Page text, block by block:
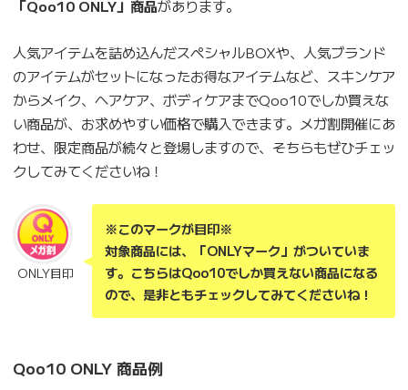
「Qoo10 ONLY」商品があります。
人気アイテムを詰め込んだスペシャルBOXや、人気ブランド
のアイテムがセットになったお得なアイテムなど、スキンケア
からメイク、ヘアケア、ボディケアまでQoo10でしか買えな
い商品が、お求めやすい価格で購入できます。メガ割開催にあ
わせ、限定商品が続々と登場しますので、そちらもぜひチェッ
クしてみてくださいね！
ONLY目印
※このマークが目印※
対象商品には、「ONLYマーク」がついていま
す。こちらはQoo10でしか買えない商品になる
ので、是非ともチェックしてみてくださいね！
Qoo10 ONLY 商品例